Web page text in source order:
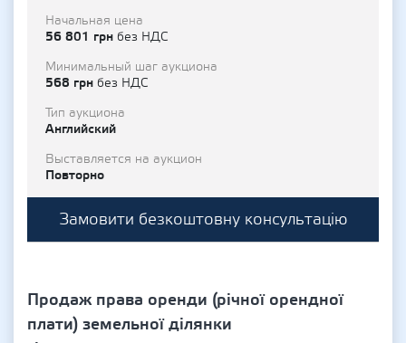
Начальная цена
56 801 грн без НДС
Минимальный шаг аукциона
568 грн без НДС
Тип аукциона
Английский
Выставляется на аукцион
Повторно
Замовити безкоштовну консультацію
Продаж права оренди (річної орендної
плати) земельної ділянки